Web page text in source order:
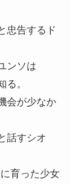
忠告するド
ンソは
る。
会が少なか
話すシオ
育った少女